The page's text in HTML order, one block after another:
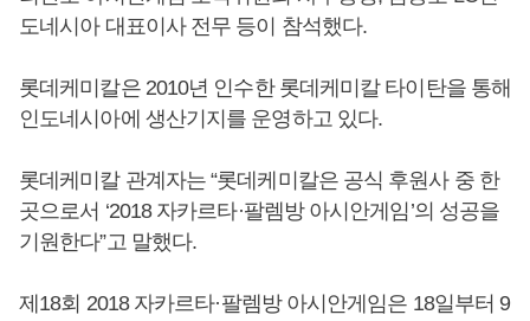
도네시아 대표이사 전무 등이 참석했다.
롯데케미칼은 2010년 인수한 롯데케미칼 타이탄을 통해
인도네시아에 생산기지를 운영하고 있다.
롯데케미칼 관계자는 “롯데케미칼은 공식 후원사 중 한
곳으로서 ‘2018 자카르타·팔렘방 아시안게임’의 성공을
기원한다”고 말했다.
제18회 2018 자카르타·팔렘방 아시안게임은 18일부터 9